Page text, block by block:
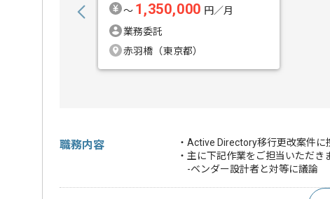
〜 1,350,000 円／月
業務委託
赤羽橋（東京都）
職務内容
・Active Directory移行更改案件に
・主に下記作業をご担当いただき
-ベンダー設計者と対等に議論